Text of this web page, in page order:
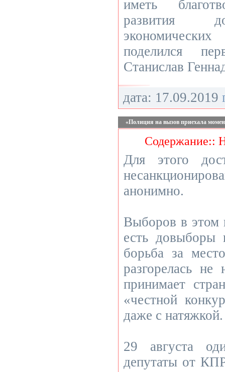
иметь
развития
поделился
Станислав
дата: 17.09.2019
«Полиция на вызов приехала
Содержание::
Для этого
анонимно.
Выборов в этом
есть
борьба за
разгорелась
принимает
«честной
даже с натяжкой.
29 августа
депутаты от